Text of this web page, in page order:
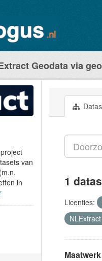
Geodata via
van
in
1
Licenties: